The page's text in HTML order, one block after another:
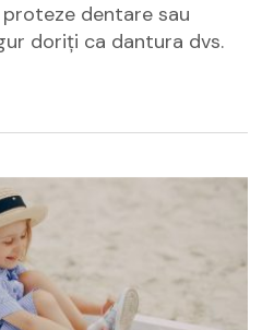
dentare sau
doriți ca dantura dvs.